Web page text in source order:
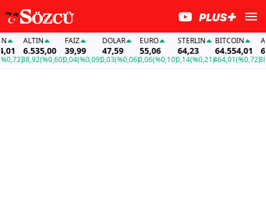
ALTIN
6.535,00
38,92(%0,60)
FAİZ
39,99
0,04(%0,09)
DOLAR
47,59
0,03(%0,06)
EURO
55,06
0,06(%0,10)
STERLIN
64,23
0,14(%0,21)
BITCOIN
64.554,01
464,01(%0,72)